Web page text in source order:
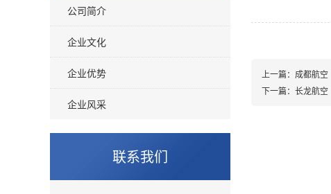
公司简介
企业文化
企业优势
企业风采
联系我们
上一篇： 成都航空
下一篇： 长龙航空